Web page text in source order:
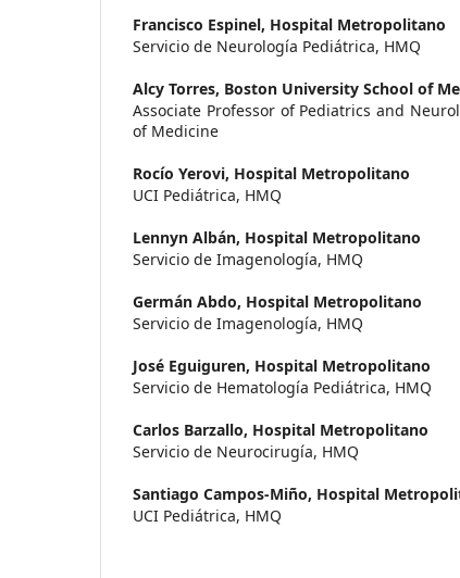
Francisco Espinel, Hospital Metropolitano
Servicio de Neurología Pediátrica, HMQ
Alcy Torres, Boston University School of
Associate Professor of Pediatrics and
of Medicine
Rocío Yerovi, Hospital Metropolitano
UCI Pediátrica, HMQ
Lennyn Albán, Hospital Metropolitano
Servicio de Imagenología, HMQ
Germán Abdo, Hospital Metropolitano
Servicio de Imagenología, HMQ
José Eguiguren, Hospital Metropolitano
Servicio de Hematología Pediátrica, HMQ
Carlos Barzallo, Hospital Metropolitano
Servicio de Neurocirugía, HMQ
Santiago Campos-Miño, Hospital
UCI Pediátrica, HMQ